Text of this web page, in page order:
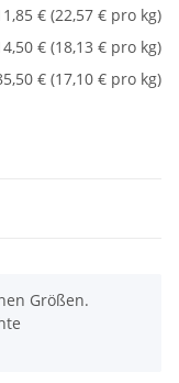
€ (22,57 € pro kg)
€ (18,13 € pro kg)
€ (17,10 € pro kg)
Größen.